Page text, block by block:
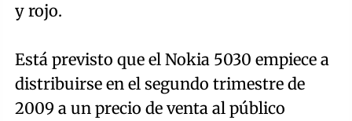
y rojo.
Está previsto que el Nokia 5030 empiece a
distribuirse en el segundo trimestre de
2009 a un precio de venta al público